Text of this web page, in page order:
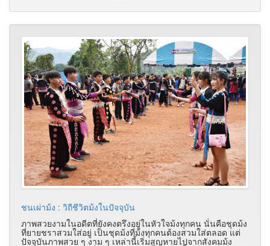
ชนเผ่าม้ง : วิถีชีวิตม้งในปัจจุบัน
ภาพสวยงามในอดีตที่ยังคงตรึงอยู่ในหัวใจม้งทุกคน นั่นคือชุดม้ง
ที่ยายชราสวมใส่อยู่ เป็นชุดม้งที่ม้งทุกคนต้องสวมใส่ตลอด แต่
ปัจจุบันภาพสวย ๆ งาม ๆ เหล่านี้เริ่มสูญหายไปจากสังคมม้ง